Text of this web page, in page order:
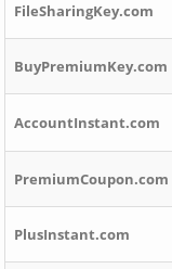
FileSharingKey.com
BuyPremiumKey.com
AccountInstant.com
PremiumCoupon.com
PlusInstant.com